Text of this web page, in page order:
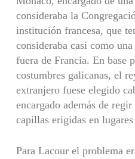
consideraba la
institución francesa, que
consideraba casi como
fuera de Francia. En base
costumbres galicanas, el
extranjero fuese elegido
encargado además de
capillas erigidas en
Para Lacour el problema